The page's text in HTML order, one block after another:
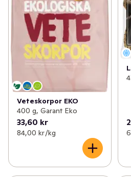
Veteskorpor EKO
400 g, Garant Eko
33,60 kr
84,00 kr /kg